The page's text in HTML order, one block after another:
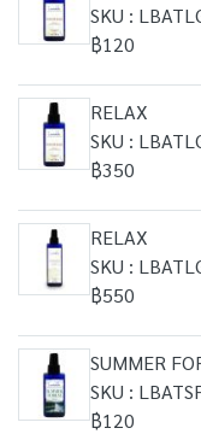
SKU :
฿120
RELAX
SKU :
฿350
RELAX
SKU :
฿550
SUMMER
SKU :
฿120